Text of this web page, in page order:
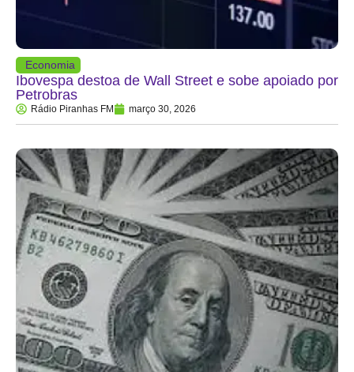
Economia
Ibovespa destoa de Wall Street e sobe apoiado por
Petrobras
Rádio Piranhas FM março 30, 2026